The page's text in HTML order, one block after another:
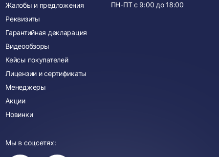
Жалобы и предложения
Реквизиты
Гарантийная декларация
Видеообзоры
Кейсы покупателей
Лицензии и сертификаты
Менеджеры
Акции
Новинки
ПН-ПТ с 9:00 до 18:00
Мы в соцсетях: